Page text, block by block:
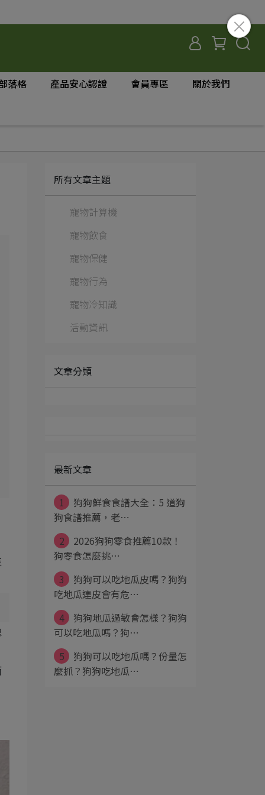
落格 產品安心認證 會員專區 關於我們
所有文章主題
寵物計算機
寵物飲食
寵物保健
寵物行為
寵物冷知識
活動資訊
文章分類
最新文章
1
狗狗鮮食食譜大全：5 道狗
狗食譜推薦，老⋯
2
2026狗狗零食推薦10款！
狗零食怎麼挑⋯
3
狗狗可以吃地瓜皮嗎？狗狗
吃地瓜連皮會有危⋯
4
狗狗地瓜過敏會怎樣？狗狗
可以吃地瓜嗎？狗⋯
5
狗狗可以吃地瓜嗎？份量怎
麼抓？狗狗吃地瓜⋯